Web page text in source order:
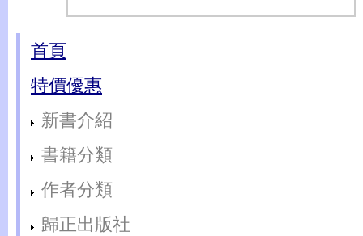
首頁
特價優惠
新書介紹
書籍分類
作者分類
歸正出版社